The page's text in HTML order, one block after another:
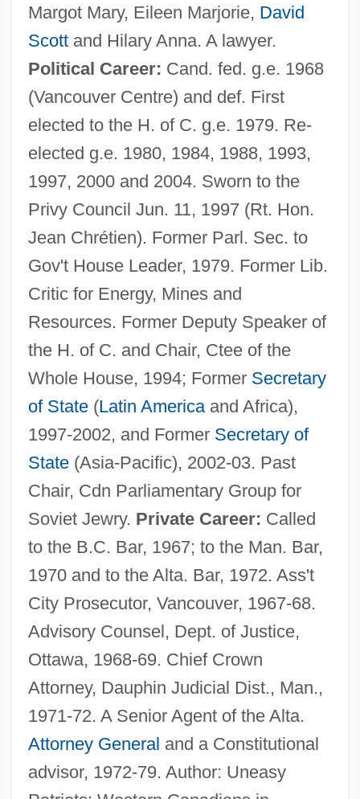
Margot Mary, Eileen Marjorie, David
Scottand Hilary Anna. A lawyer.
Political Career: Cand. fed. g.e. 1968
(Vancouver Centre) and def. First
elected to the H. of C. g.e. 1979. Re-
elected g.e. 1980, 1984, 1988, 1993,
1997, 2000 and 2004. Sworn to the
Privy Council Jun. 11, 1997 (Rt. Hon.
Jean Chrétien). Former Parl. Sec. to
Gov't House Leader, 1979. Former Lib.
Critic for Energy, Mines and
Resources. Former Deputy Speaker of
the H. of C. and Chair, Ctee of the
Whole House, 1994; Former Secretary
of State(Latin Americaand Africa),
1997-2002, and Former Secretary of
State(Asia-Pacific), 2002-03. Past
Chair, Cdn Parliamentary Group for
Soviet Jewry. Private Career: Called
to the B.C. Bar, 1967; to the Man. Bar,
1970 and to the Alta. Bar, 1972. Ass't
City Prosecutor, Vancouver, 1967-68.
Advisory Counsel, Dept. of Justice,
Ottawa, 1968-69. Chief Crown
Attorney, Dauphin Judicial Dist., Man.,
1971-72. A Senior Agent of the Alta.
Attorney General and a Constitutional
advisor, 1972-79. Author: Uneasy